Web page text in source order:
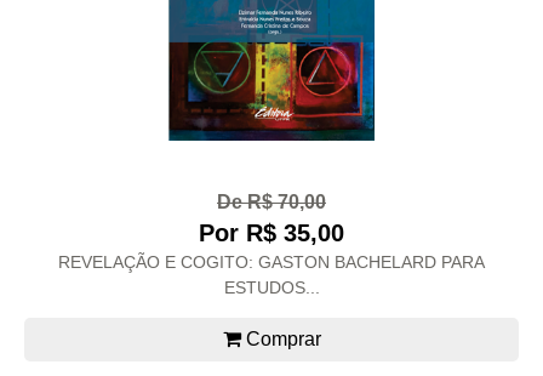
De R$ 70,00
Por R$ 35,00
REVELAÇÃO E COGITO: GASTON BACHELARD PARA
ESTUDOS...
Comprar